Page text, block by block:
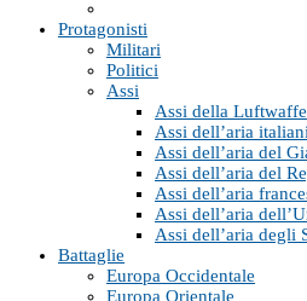
Protagonisti
Militari
Politici
Assi
Assi della Luftwaffe
Assi dell’aria italiani
Assi dell’aria del
Assi dell’aria del
Assi dell’aria
Assi dell’aria
Assi dell’aria degli
Battaglie
Europa Occidentale
Europa Orientale